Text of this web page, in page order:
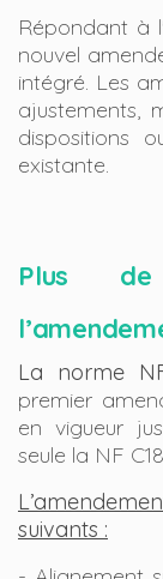
Répondant à
nouvel
intégré. Les
ajustements,
dispositions
existante.
Plus de
La norme
premier
en vigueur
seule la NF
suivants :